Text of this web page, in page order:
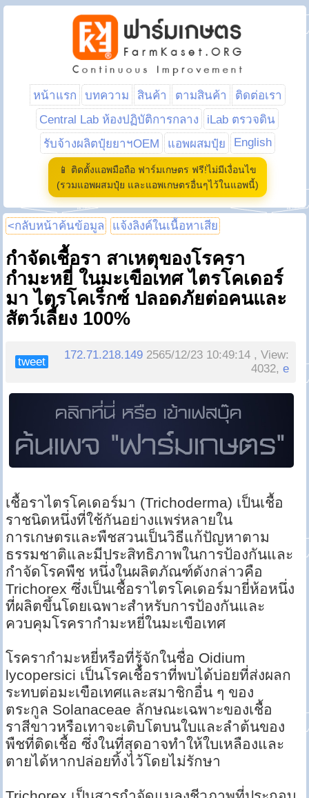
หน้าแรก บทความ สินค้า ตามสินค้า
ติดต่อเรา
Central Lab ห้องปฏิบัติการกลาง
iLab ตรวจดิน
รับจ้างผลิตปุ๋ยยาฯOEM
แอพผสมปุ๋ย English
📱 ติดตั้งแอพมือถือ ฟาร์มเกษตร ฟรี!ไม่มีเงื่อนไข
(รวมแอพผสมปุ๋ย และแอพเกษตรอื่นๆไว้ในแอพนี้)
<กลับหน้าค้นข้อมูล แจ้งลิงค์ในเนื้อหาเสีย
กำจัดเชื้อรา สาเหตุของโรครา
กำมะหยี่ ในมะเขือเทศ ไตรโคเดอร์
มา ไตรโคเร็กซ์ ปลอดภัยต่อคนและ
สัตว์เลี้ยง 100%
tweet
172.71.218.149 2565/12/23 10:49:14 , View:
4032,e
เชื้อราไตรโคเดอร์มา (Trichoderma) เป็นเชื้อ
ราชนิดหนึ่งที่ใช้กันอย่างแพร่หลายใน
การเกษตรและพืชสวนเป็นวิธีแก้ปัญหาตาม
ธรรมชาติและมีประสิทธิภาพในการป้องกันและ
กำจัดโรคพืช หนึ่งในผลิตภัณฑ์ดังกล่าวคือ
Trichorex ซึ่งเป็นเชื้อราไตรโคเดอร์มายี่ห้อหนึ่ง
ที่ผลิตขึ้นโดยเฉพาะสำหรับการป้องกันและ
ควบคุมโรครากำมะหยี่ในมะเขือเทศ
โรครากำมะหยี่หรือที่รู้จักในชื่อ Oidium
lycopersici เป็นโรคเชื้อราที่พบได้บ่อยที่ส่งผลก
ระทบต่อมะเขือเทศและสมาชิกอื่น ๆ ของ
ตระกูล Solanaceae ลักษณะเฉพาะของเชื้อ
ราสีขาวหรือเทาจะเติบโตบนใบและลำต้นของ
พืชที่ติดเชื้อ ซึ่งในที่สุดอาจทำให้ใบเหลืองและ
ตายได้หากปล่อยทิ้งไว้โดยไม่รักษา